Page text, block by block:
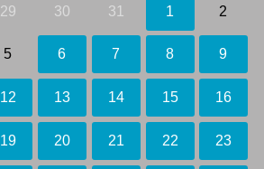
29 30 31 1 2
5 6 7 8 9
12 13 14 15 16
19 20 21 22 23